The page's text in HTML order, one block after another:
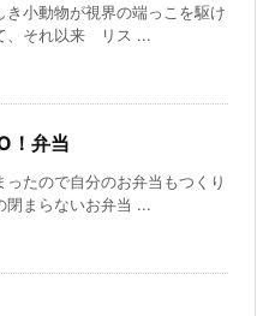
き小動物が視界の端っこを駆け
、それ以来 リス ...
！弁当
たので自分のお弁当もつくり
閉まらないお弁当 ...